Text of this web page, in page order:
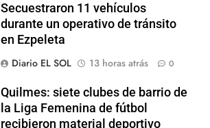
Secuestraron 11 vehículos
durante un operativo de tránsito
en Ezpeleta
Diario EL SOL
13 horas atrás 0
Quilmes: siete clubes de barrio de
la Liga Femenina de fútbol
recibieron material deportivo